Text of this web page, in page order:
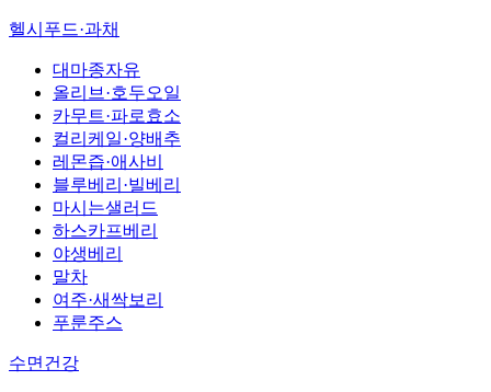
헬시푸드·과채
대마종자유
올리브·호두오일
카무트·파로효소
컬리케일·양배추
레몬즙·애사비
블루베리·빌베리
마시는샐러드
하스카프베리
야생베리
말차
여주·새싹보리
푸룬주스
수면건강